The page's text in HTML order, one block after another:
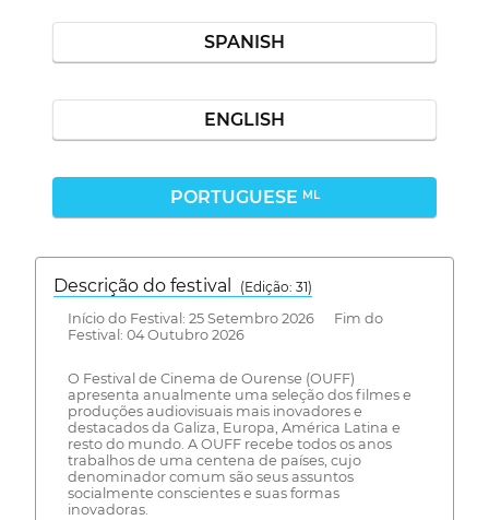
SPANISH
ENGLISH
PORTUGUESE ML
Descrição do festival
(Edição: 31)
Início do Festival: 25 Setembro 2026 Fim do
Festival: 04 Outubro 2026
O Festival de Cinema de Ourense (OUFF)
apresenta anualmente uma seleção dos filmes e
produções audiovisuais mais inovadores e
destacados da Galiza, Europa, América Latina e
resto do mundo. A OUFF recebe todos os anos
trabalhos de uma centena de países, cujo
denominador comum são seus assuntos
socialmente conscientes e suas formas
inovadoras.